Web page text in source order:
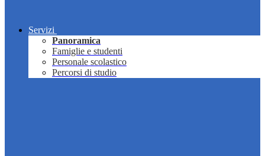
Servizi
Panoramica
Famiglie e studenti
Personale scolastico
Percorsi di studio